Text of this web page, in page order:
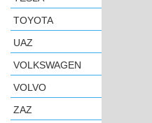
TOYOTA
UAZ
VOLKSWAGEN
VOLVO
ZAZ